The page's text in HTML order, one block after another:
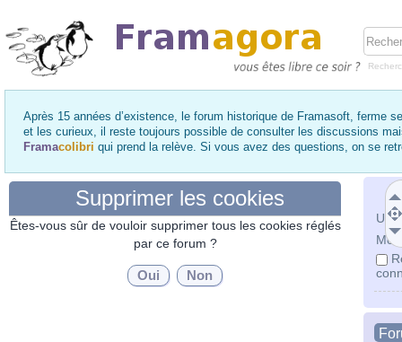
Après 15 années d’existence, le forum historique de Framasoft, ferme
et les curieux, il reste toujours possible de consulter les discussions
Framacolibri qui prend la relève. Si vous avez des questions, on se
Mot
Supprimer les cookies
Êtes-vous sûr de vouloir supprimer tous les cookies réglés
par ce forum ?